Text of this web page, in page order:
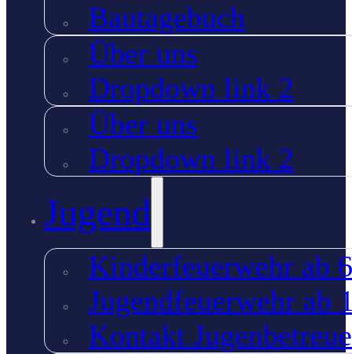
Bautagebuch
Über uns
Dropdown link 2
Über uns
Dropdown link 2
Jugend
Kinderfeuerwehr ab
Jugendfeuerwehr ab
Kontakt